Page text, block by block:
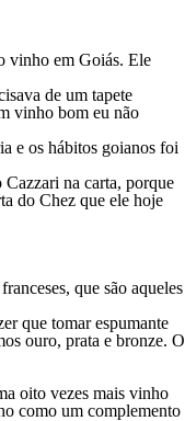
vinho em Goiás. Ele
de um tapete
vinho bom eu não
e os hábitos goianos foi
na carta, porque
do Chez que ele hoje
que são aqueles
que tomar espumante
ouro, prata e bronze. O
oito vezes mais vinho
como um complemento